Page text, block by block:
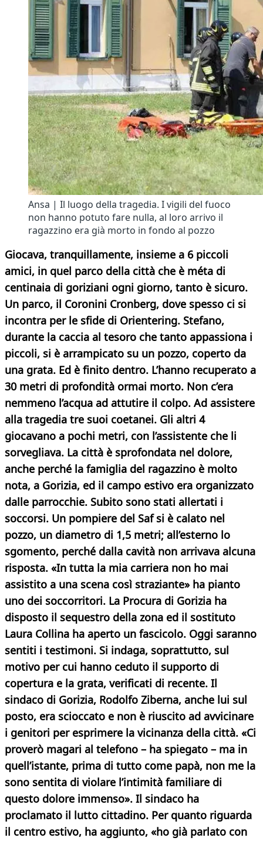
Ansa | Il luogo della tragedia. I vigili del fuoco
non hanno potuto fare nulla, al loro arrivo il
ragazzino era già morto in fondo al pozzo
Giocava, tranquillamente, insieme a 6 piccoli
amici, in quel parco della città che è méta di
centinaia di goriziani ogni giorno, tanto è sicuro.
Un parco, il Coronini Cronberg, dove spesso ci si
incontra per le sfide di Orientering. Stefano,
durante la caccia al tesoro che tanto appassiona i
piccoli, si è arrampicato su un pozzo, coperto da
una grata. Ed è finito dentro. L’hanno recuperato a
30 metri di profondità ormai morto. Non c’era
nemmeno l’acqua ad attutire il colpo. Ad assistere
alla tragedia tre suoi coetanei. Gli altri 4
giocavano a pochi metri, con l’assistente che li
sorvegliava. La città è sprofondata nel dolore,
anche perché la famiglia del ragazzino è molto
nota, a Gorizia, ed il campo estivo era organizzato
dalle parrocchie. Subito sono stati allertati i
soccorsi. Un pompiere del Saf si è calato nel
pozzo, un diametro di 1,5 metri; all’esterno lo
sgomento, perché dalla cavità non arrivava alcuna
risposta. «In tutta la mia carriera non ho mai
assistito a una scena così straziante» ha pianto
uno dei soccorritori. La Procura di Gorizia ha
disposto il sequestro della zona ed il sostituto
Laura Collina ha aperto un fascicolo. Oggi saranno
sentiti i testimoni. Si indaga, soprattutto, sul
motivo per cui hanno ceduto il supporto di
copertura e la grata, verificati di recente. Il
sindaco di Gorizia, Rodolfo Ziberna, anche lui sul
posto, era scioccato e non è riuscito ad avvicinare
i genitori per esprimere la vicinanza della città. «Ci
proverò magari al telefono – ha spiegato – ma in
quell’istante, prima di tutto come papà, non me la
sono sentita di violare l’intimità familiare di
questo dolore immenso». Il sindaco ha
proclamato il lutto cittadino. Per quanto riguarda
il centro estivo, ha aggiunto, «ho già parlato con